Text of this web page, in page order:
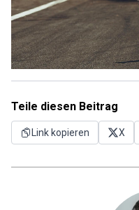
Teile diesen Beitrag
Link kopieren X